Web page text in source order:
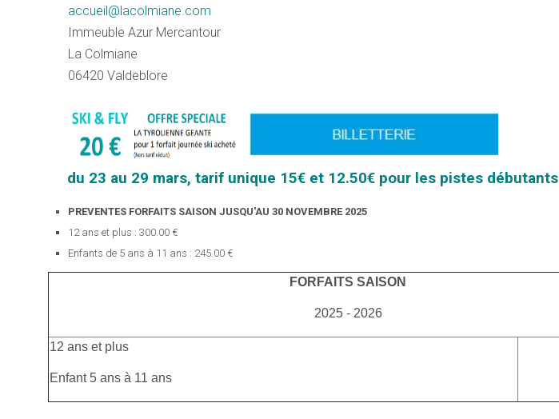
accueil@lacolmiane.com
Immeuble Azur Mercantour
La Colmiane
06420 Valdeblore
du 23 au 29 mars, tarif unique 15€ et 12.50€ pour les pistes débutants
PREVENTES FORFAITS SAISON JUSQU'AU 30 NOVEMBRE 2025
12 ans et plus : 300.00 €
Enfants de 5 ans à 11 ans : 245.00 €
FORFAITS SAISON
2025 - 2026
12 ans et plus
Enfant 5 ans à 11 ans